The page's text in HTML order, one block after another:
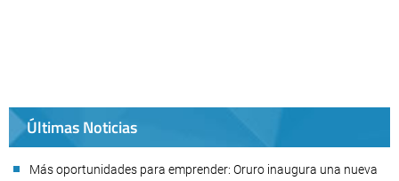
Últimas Noticias
Más oportunidades para emprender: Oruro inaugura una nueva